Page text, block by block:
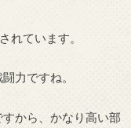
れています。
力ですね。
から、かなり高い部